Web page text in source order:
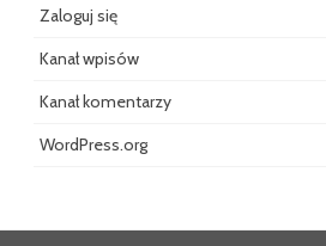
Zaloguj się
Kanał wpisów
Kanał komentarzy
WordPress.org